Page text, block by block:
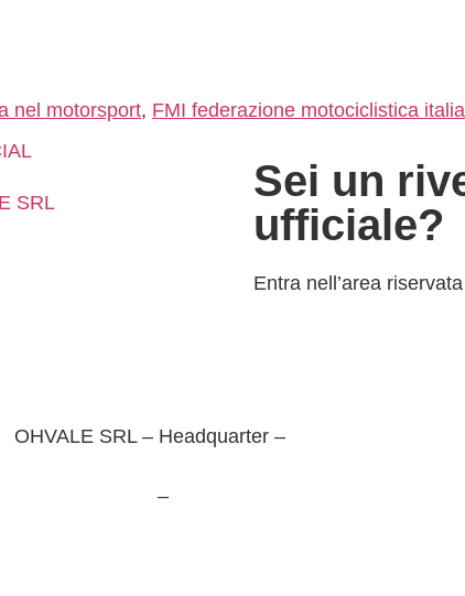
nel motorsport, FMI federazione motociclistica
SRL
Sei un
ufficiale?
Entra nell’area
OHVALE SRL – Headquarter –
–